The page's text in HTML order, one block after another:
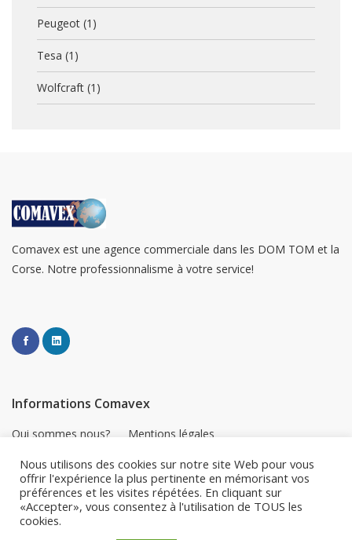
Peugeot (1)
Tesa (1)
Wolfcraft (1)
Comavex est une agence commerciale dans les DOM TOM et la
Corse. Notre professionnalisme à votre service!
Informations Comavex
Qui sommes nous?
Toutes les nouveautés
Mentions légales
Nous utilisons des cookies sur notre site Web pour vous
offrir l'expérience la plus pertinente en mémorisant vos
préférences et les visites répétées. En cliquant sur
«Accepter», vous consentez à l'utilisation de TOUS les
cookies.